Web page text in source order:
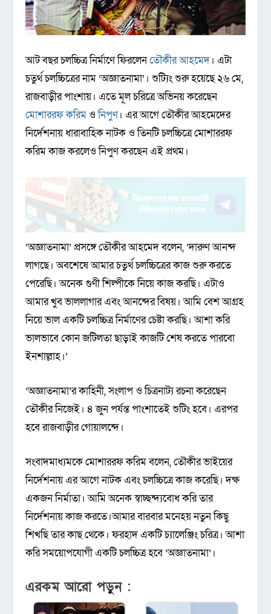
আট বছর চলচ্চিত্র নির্মাণে ফিরলেনতৌকীর আহমেদ। এটা
চতুর্থ চলচ্চিত্রের নাম ‘অজ্ঞাতনামা’। শুট্যিং শুরু হয়েছে ২৬ মে,
রাজবাড়ীর পাংশায়। এতে মূল চরিত্রে অভিনয় করেছেন
মোশাররফ করিমওনিপুণ। এর আগে তৌকীর আহমেদের
নির্দেশনায় ধারাবাহিক নাটক ও তিনটি চলচ্চিত্রে মোশাররফ
করিম কাজ করলেও নিপুণ করছেন এই প্রথম।
‘অজ্ঞাতনামা’ প্রসঙ্গে তৌকীর আহমেদ বলেন, ‘দারুণ আনন্দ
লাগছে। অবশেষে আমার চতুর্থ চলচ্চিত্রের কাজ শুরু করতে
পেরেছি। অনেক গুণী শিল্পীকে নিয়ে কাজ করছি। এটাও
আমার খুব ভাললাগার এবং আনন্দের বিষয়। আমি বেশ আগ্রহ
নিয়ে ভাল একটি চলচ্চিত্র নির্মাণের চেষ্টা করছি। আশা করি
ভালভাবে কোন জটিলতা ছাড়াই কাজটি শেষ করতে পারবো
ইনশাল্লাহ।’
‘অজ্ঞাতনামা’র কাহিনী, সংলাপ ও চিত্রনাট্য রচনা করেছেন
তৌকীর নিজেই। ৪ জুন পর্যন্ত পাংশাতেই শুটিং হবে। এরপর
হবে রাজবাড়ীর গোয়ালন্দে।
সংবাদমাধ্যমকে মোশাররফ করিম বলেন, তৌকীর ভাইয়ের
নির্দেশনায় এর আগে নাটক এবং চলচ্চিত্রে কাজ করেছি। দক্ষ
একজন নির্মাতা। আমি অনেক স্বাচ্ছন্দ্যবোধ করি তার
নির্দেশনায় কাজ করতে।আমার বারবার মনেহয় নতুন কিছু
শিখছি তার কাছ থেকে। ফরহাদ একটি চ্যালেঞ্জিং চরিত্র। আশা
করি সময়োপযোগী একটি চলচ্চিত্র হবে ‘অজ্ঞাতনামা’।
এরকম আরো পড়ুন :